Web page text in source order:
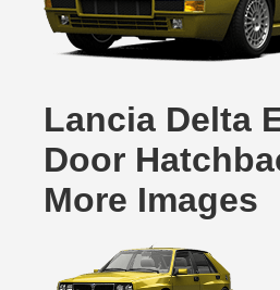
Lancia Delta
Door
More Images